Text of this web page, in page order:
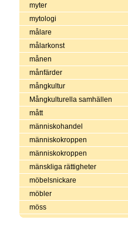
myter
mytologi
målare
målarkonst
månen
månfärder
mångkultur
Mångkulturella samhällen
mått
människohandel
människokroppen
människokroppen
mänskliga rättigheter
möbelsnickare
möbler
möss